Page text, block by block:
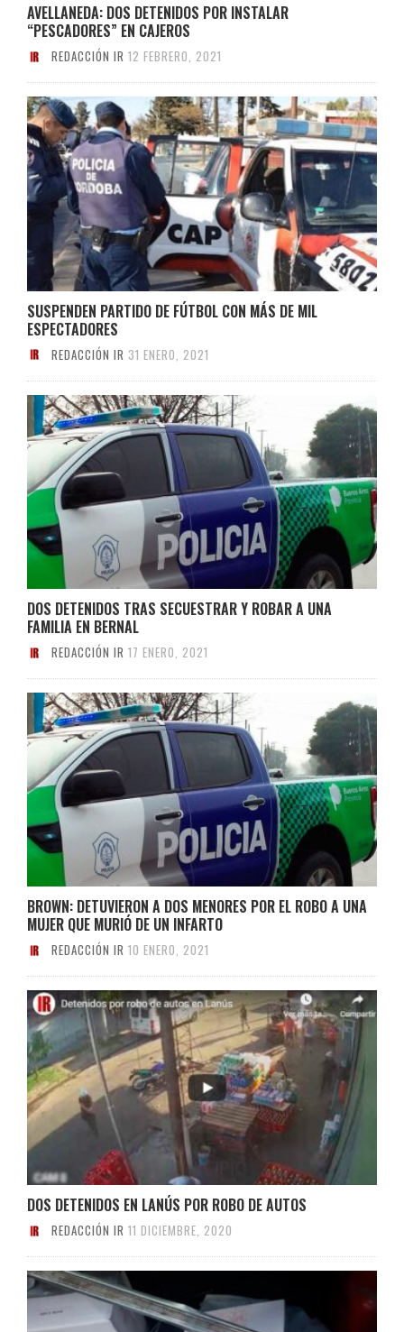
AVELLANEDA: DOS DETENIDOS POR INSTALAR
“PESCADORES” EN CAJEROS
REDACCIÓN IR 12 FEBRERO, 2021
SUSPENDEN PARTIDO DE FÚTBOL CON MÁS DE MIL
ESPECTADORES
REDACCIÓN IR 31 ENERO, 2021
DOS DETENIDOS TRAS SECUESTRAR Y ROBAR A UNA
FAMILIA EN BERNAL
REDACCIÓN IR 17 ENERO, 2021
BROWN: DETUVIERON A DOS MENORES POR EL ROBO A UNA
MUJER QUE MURIÓ DE UN INFARTO
REDACCIÓN IR 10 ENERO, 2021
DOS DETENIDOS EN LANÚS POR ROBO DE AUTOS
REDACCIÓN IR 11 DICIEMBRE, 2020